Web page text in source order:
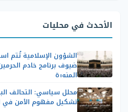
الأحدث في محليات
الشؤون الإسلامية تُتم
ضيوف برنامج خادم
المنورة
محلل سياسي: التحالف
تشكيل مفهوم الأمن في